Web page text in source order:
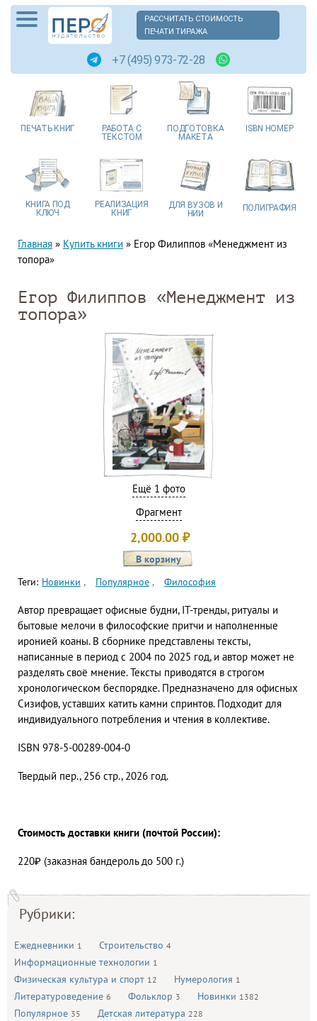
РАССЧИТАТЬ СТОИМОСТЬ
ПЕЧАТИ ТИРАЖА
+7 (495) 973-72-28
ПЕЧАТЬ КНИГ РАБОТА С
ТЕКСТОМ
ПОДГОТОВКА
МАКЕТА
ISBN НОМЕР
КНИГА ПОД
КЛЮЧ
РЕАЛИЗАЦИЯ
КНИГ
ДЛЯ ВУЗОВ И
НИИ
ПОЛИГРАФИЯ
Главная » Купить книги » Егор Филиппов «Менеджмент из
топора»
Рубрики:
Ежедневники 1 Строительство 4
Информационные технологии 1
Физическая культура и спорт 12 Нумерология 1
Литературоведение 6 Фольклор 3 Новинки 1382
Популярное 35 Детская литература 228
Егор Филиппов «Менеджмент из
топора»
Ещё 1 фото
Фрагмент
2,000.00 ₽
Теги: Новинки Популярное Философия
Автор превращает офисные будни, IT-тренды, ритуалы и
бытовые мелочи в философские притчи и наполненные
иронией коаны. В сборнике представлены тексты,
написанные в период с 2004 по 2025 год, и автор может не
разделять своё мнение. Тексты приводятся в строгом
хронологическом беспорядке. Предназначено для офисных
Сизифов, уставших катить камни спринтов. Подходит для
индивидуального потребления и чтения в коллективе.
ISBN 978-5-00289-004-0
Твердый пер., 256 стр., 2026 год.
Стоимость доставки книги (почтой России):
220₽ (заказная бандероль до 500 г.)